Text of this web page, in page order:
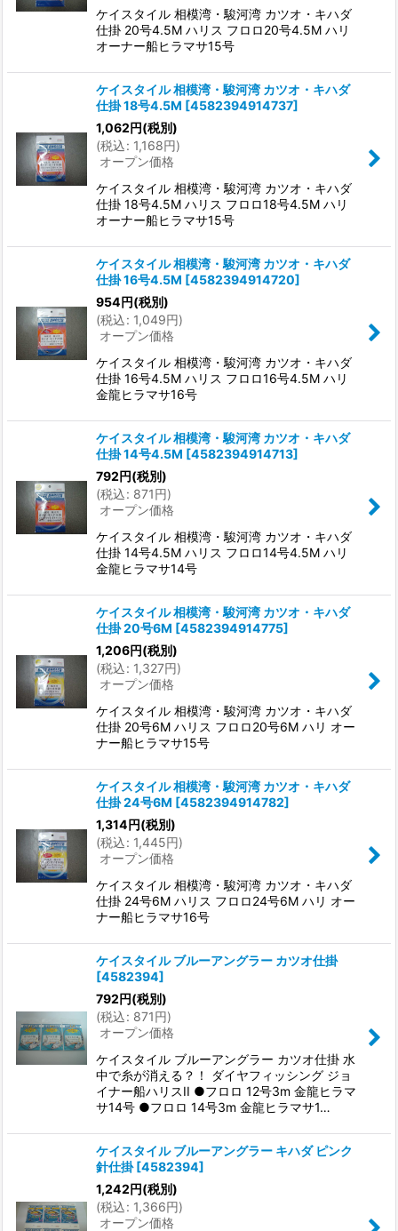
ケイスタイル 相模湾・駿河湾 カツオ・キハダ
仕掛 20号4.5M ハリス フロロ20号4.5M ハリ
オーナー船ヒラマサ15号
ケイスタイル 相模湾・駿河湾 カツオ・キハダ
仕掛 18号4.5M [4582394914737]
1,062円(税別)
(税込: 1,168円)
オープン価格
ケイスタイル 相模湾・駿河湾 カツオ・キハダ
仕掛 18号4.5M ハリス フロロ18号4.5M ハリ
オーナー船ヒラマサ15号
ケイスタイル 相模湾・駿河湾 カツオ・キハダ
仕掛 16号4.5M [4582394914720]
954円(税別)
(税込: 1,049円)
オープン価格
ケイスタイル 相模湾・駿河湾 カツオ・キハダ
仕掛 16号4.5M ハリス フロロ16号4.5M ハリ
金龍ヒラマサ16号
ケイスタイル 相模湾・駿河湾 カツオ・キハダ
仕掛 14号4.5M [4582394914713]
792円(税別)
(税込: 871円)
オープン価格
ケイスタイル 相模湾・駿河湾 カツオ・キハダ
仕掛 14号4.5M ハリス フロロ14号4.5M ハリ
金龍ヒラマサ14号
ケイスタイル 相模湾・駿河湾 カツオ・キハダ
仕掛 20号6M [4582394914775]
1,206円(税別)
(税込: 1,327円)
オープン価格
ケイスタイル 相模湾・駿河湾 カツオ・キハダ
仕掛 20号6M ハリス フロロ20号6M ハリ オー
ナー船ヒラマサ15号
ケイスタイル 相模湾・駿河湾 カツオ・キハダ
仕掛 24号6M [4582394914782]
1,314円(税別)
(税込: 1,445円)
オープン価格
ケイスタイル 相模湾・駿河湾 カツオ・キハダ
仕掛 24号6M ハリス フロロ24号6M ハリ オー
ナー船ヒラマサ16号
ケイスタイル ブルーアングラー カツオ仕掛
[4582394]
792円(税別)
(税込: 871円)
オープン価格
ケイスタイル ブルーアングラー カツオ仕掛 水
中で糸が消える？！ ダイヤフィッシング ジョ
イナー船ハリスII ●フロロ 12号3m 金龍ヒラマ
サ14号 ●フロロ 14号3m 金龍ヒラマサ1…
ケイスタイル ブルーアングラー キハダ ピンク
針仕掛 [4582394]
1,242円(税別)
(税込: 1,366円)
オープン価格